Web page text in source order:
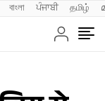
বাংলা ਪੰਜਾਬੀ தமிழ்